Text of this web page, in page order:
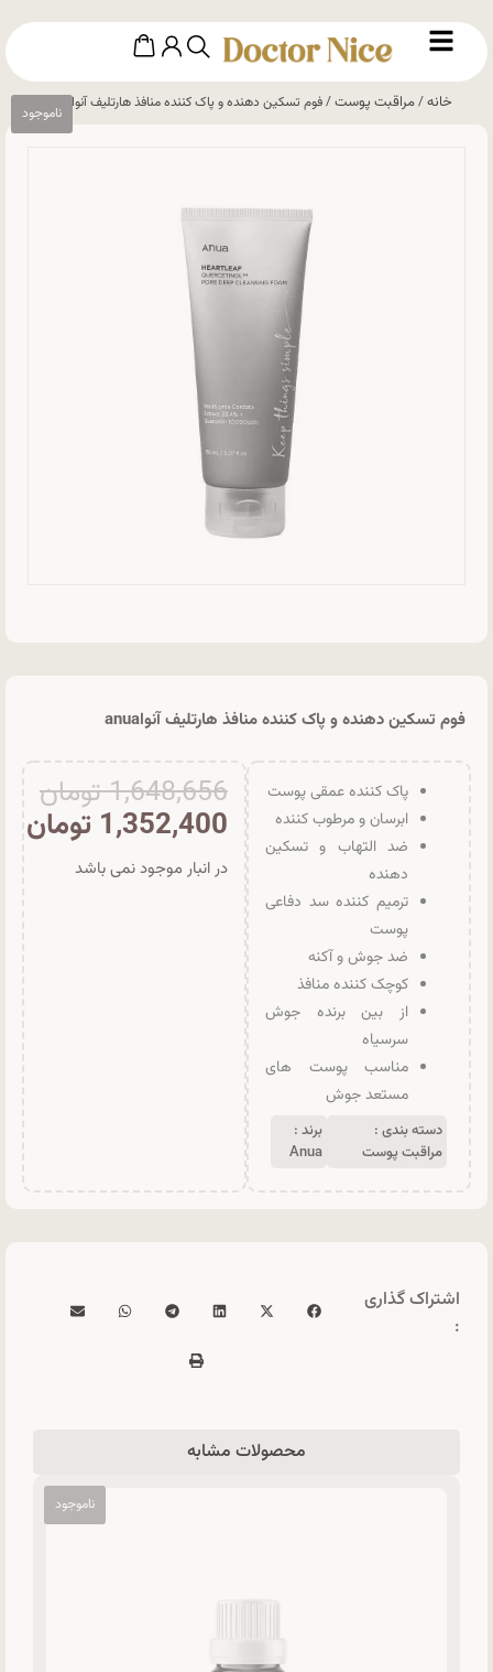
خانه/مراقبت پوست/ فوم تسکین دهنده و پاک کننده منافذ هارتلیف آنواanua
فوم تسکین دهنده و پاک کننده منافذ هارتلیف آنواanua
پاک کننده عمقی پوست
ابرسان و مرطوب کننده
ضد التهاب و تسکین
دهنده
ترمیم کننده سد دفاعی
پوست
ضد جوش و آکنه
کوچک کننده منافذ
از بین برنده جوش
سرسیاه
مناسب پوست های
مستعد جوش
دسته بندی :
مراقبت پوست
برند :
Anua
1,648,656تومان
1,352,400 تومان
در انبار موجود نمی باشد
اشتراک گذاری
:
محصولات مشابه